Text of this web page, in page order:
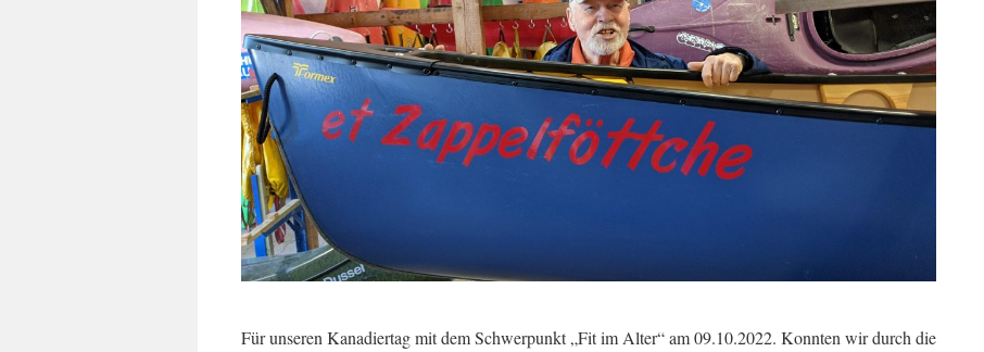
Für unseren Kanadiertag mit dem Schwerpunkt „Fit im Alter“ am 09.10.2022. Konnten wir durch die